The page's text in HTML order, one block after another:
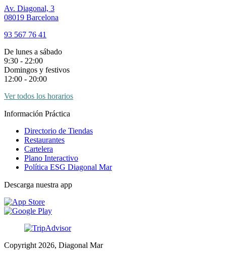
Av. Diagonal, 3
08019 Barcelona
93 567 76 41
De lunes a sábado
9:30 - 22:00
Domingos y festivos
12:00 - 20:00
Ver todos los horarios
Información Práctica
Directorio de Tiendas
Restaurantes
Cartelera
Plano Interactivo
Política ESG Diagonal Mar
Descarga nuestra app
Copyright 2026, Diagonal Mar